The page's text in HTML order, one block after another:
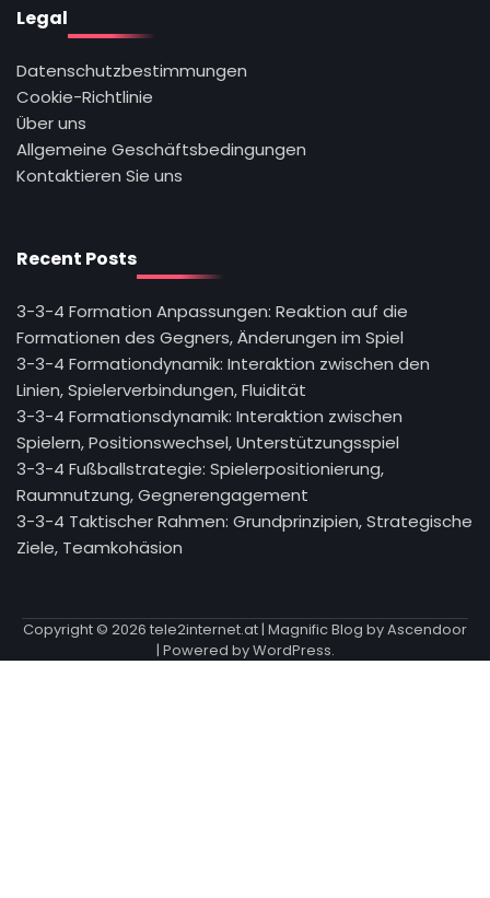
Legal
Datenschutzbestimmungen
Cookie-Richtlinie
Über uns
Allgemeine Geschäftsbedingungen
Kontaktieren Sie uns
Recent Posts
3-3-4 Formation Anpassungen: Reaktion auf die
Formationen des Gegners, Änderungen im Spiel
3-3-4 Formationdynamik: Interaktion zwischen den
Linien, Spielerverbindungen, Fluidität
3-3-4 Formationsdynamik: Interaktion zwischen
Spielern, Positionswechsel, Unterstützungsspiel
3-3-4 Fußballstrategie: Spielerpositionierung,
Raumnutzung, Gegnerengagement
3-3-4 Taktischer Rahmen: Grundprinzipien, Strategische
Ziele, Teamkohäsion
Copyright © 2026 tele2internet.at| Magnific Blog byAscendoor
| Powered byWordPress.